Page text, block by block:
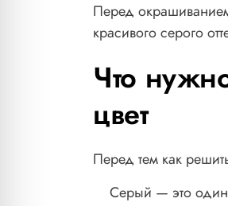
Перед
красивого серого
Что
цвет
Перед тем как
Серый — это один